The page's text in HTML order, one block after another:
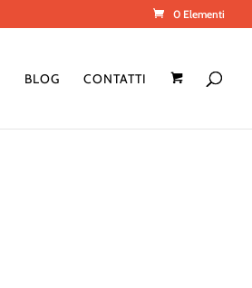
0 Elementi
BLOG CONTATTI